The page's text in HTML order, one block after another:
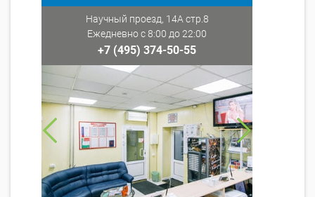
Научный проезд, 14А стр.8
Ежедневно с 8:00 до 22:00
+7 (495) 374-50-55